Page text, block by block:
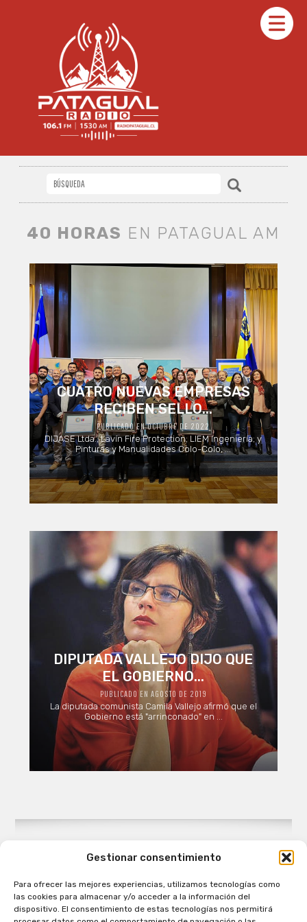
Gestionar consentimiento
Para ofrecer las mejores experiencias, utilizamos tecnologías como
las cookies para almacenar y/o acceder a la información del
dispositivo. El consentimiento de estas tecnologías nos permitirá
40 HORAS EN PATAGUAL AM
CUATRO NUEVAS EMPRESAS
RECIBEN SELLO...
PUBLICADO EN OCTUBRE DE 2022
DIJASE Ltda.; Lavín Fire Protection; LIEM Ingeniería; y
Pinturas y Manualidades Colo-Colo, ...
DIPUTADA VALLEJO DIJO QUE
EL GOBIERNO...
PUBLICADO EN AGOSTO DE 2019
La diputada comunista Camila Vallejo afirmó que el
Gobierno está "arrinconado" en ...
Patagual Radio Digital 2026 - Todos los derechos
reservados